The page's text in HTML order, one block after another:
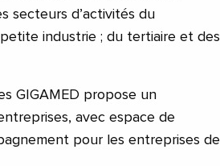
secteurs d’activités du
industrie ; du tertiaire et des
GIGAMED propose un
avec espace de
pour les entreprises de